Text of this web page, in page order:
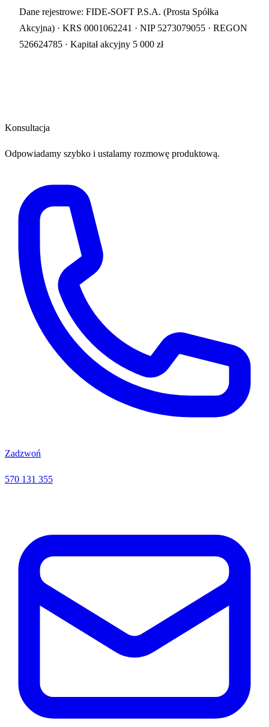
Dane rejestrowe: FIDE-SOFT P.S.A. (Prosta Spółka
Akcyjna) · KRS 0001062241 · NIP 5273079055 · REGON
526624785 · Kapitał akcyjny 5 000 zł
Konsultacja
Odpowiadamy szybko i ustalamy rozmowę produktową.
Zadzwoń
570 131 355